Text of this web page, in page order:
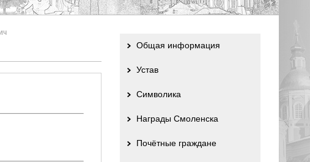
Общая информация
Устав
Символика
Награды Смоленска
Почётные граждане